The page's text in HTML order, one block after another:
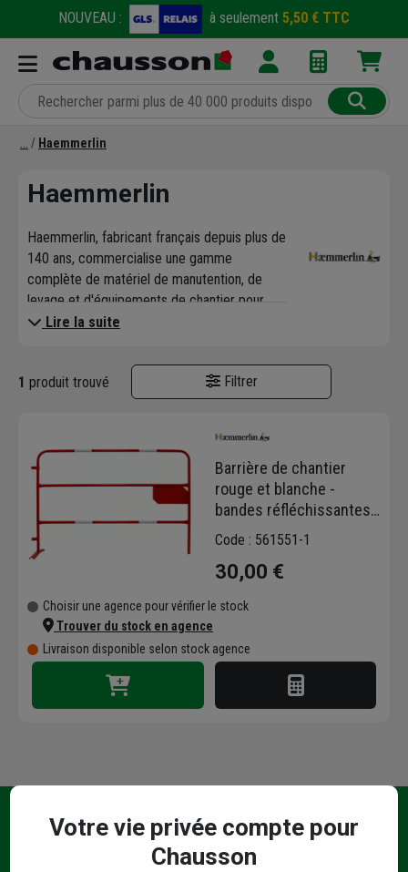
NOUVEAU : à seulement 5,50 € TTC
Haemmerlin
Haemmerlin
Haemmerlin, fabricant français depuis plus de
140 ans, commercialise une gamme
complète de matériel de manutention, de
levage et d'équipements de chantier pour
l'entreprise et le particulier, couvrant les
jardinage et de l'agriculture. Leur outil phare :
la brouette !
domaine pour faire évoluer ses produits et
les adapter à tous les besoins du marché. La
brouette métallique qui a fait la renommée de
la marque est maintenant entourée de
brouettes plus légères en polypropylène.
Lire la suite
1 produit trouvé Filtrer
Barrière de chantier
rouge et blanche -
bandes réfléchissantes -
1,50 x 1 m
Code : 561551-1
30,00 €
Choisir une agence pour vérifier le stock
Trouver du stock en agence
Livraison disponible selon stock agence
Livraison
et retrait
Une
question
Paiement
Votre vie privée compte pour
Chausson